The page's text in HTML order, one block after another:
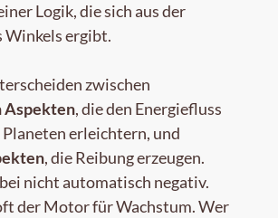
Logik, die sich aus der
Winkels ergibt.
zwischen
Aspekten, die den Energiefluss
erleichtern, und
, die Reibung erzeugen.
nicht automatisch negativ.
der Motor für Wachstum. Wer